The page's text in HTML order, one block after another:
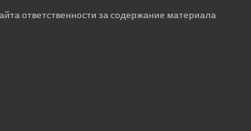
ответственности за содержание материала